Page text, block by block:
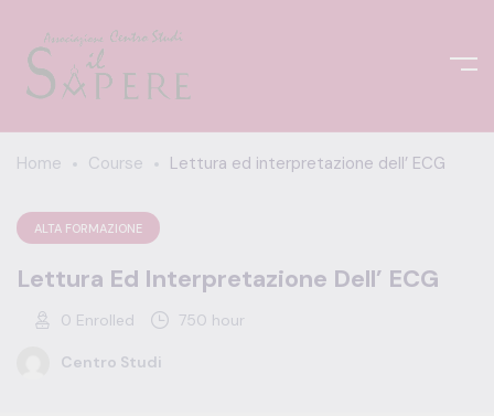
Home Course Lettura ed interpretazione dell’ ECG
ALTA FORMAZIONE
Lettura Ed Interpretazione Dell’ ECG
0 Enrolled 750 hour
Centro Studi